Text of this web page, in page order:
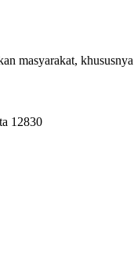
masyarakat,
12830